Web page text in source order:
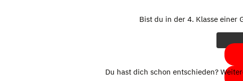
Bist du in der 4. Klasse einer
Du hast dich schon entschieden?